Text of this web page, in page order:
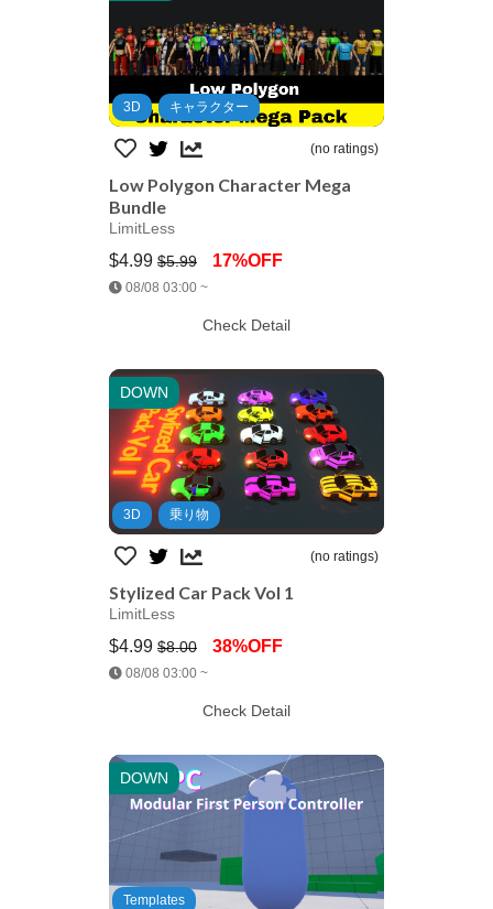
3D キャラクター
(no ratings)
Low Polygon Character Mega
Bundle
LimitLess
$4.99 $5.99 17%OFF
08/08 03:00 ~
Check Detail
DOWN
Jump AssetStore
3D 乗り物
(no ratings)
Stylized Car Pack Vol 1
LimitLess
$4.99 $8.00 38%OFF
08/08 03:00 ~
Check Detail
DOWN
Jump AssetStore
Templates